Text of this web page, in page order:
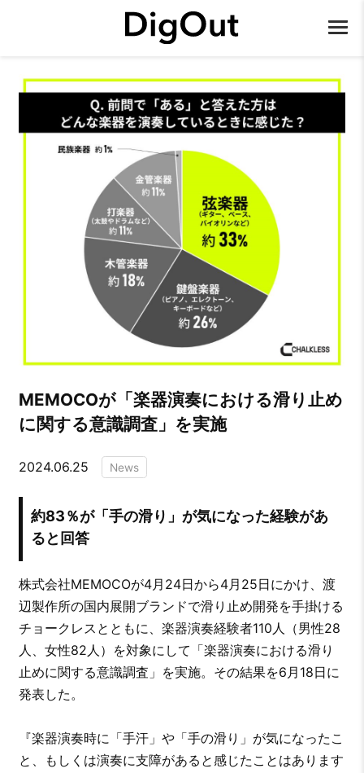
MEMOCOが「楽器演奏における滑り止め
に関する意識調査」を実施
2024.06.25 News
約83％が「手の滑り」が気になった経験があ
ると回答
株式会社MEMOCOが4月24日から4月25日にかけ、渡
辺製作所の国内展開ブランドで滑り止め開発を手掛ける
チョークレスとともに、楽器演奏経験者110人（男性28
人、女性82人）を対象にして「楽器演奏における滑り
止めに関する意識調査」を実施。その結果を6月18日に
発表した。
『楽器演奏時に「手汗」や「手の滑り」が気になったこ
と、もしくは演奏に支障があると感じたことはあります